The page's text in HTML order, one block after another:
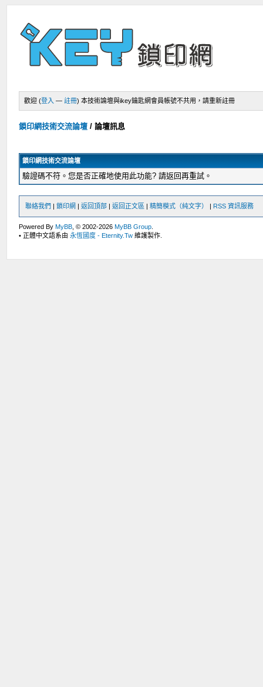
歡迎 (登入 —註冊) 本技術論壇與ikey鑰匙網會員帳號不共用，請重新註冊
鎖印網技術交流論壇 /論壇訊息
鎖印網技術交流論壇
驗證碼不符。您是否正確地使用此功能? 請返回再重試。
聯絡我們 |鎖印網 |返回頂部 |返回正文區 |精簡模式（純文字） | RSS 資訊服務
Powered ByMyBB , © 2002-2026MyBB Group
• 正體中文語系由永恆國度 - Eternity.Tw 維護製作.